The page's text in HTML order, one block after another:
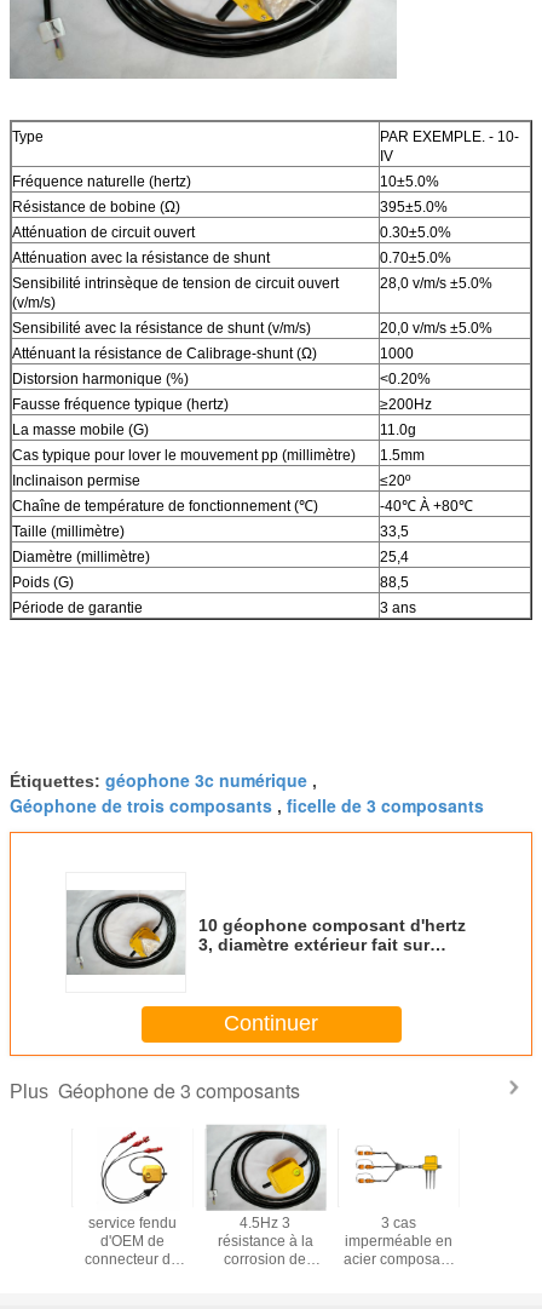
Type
PAR EXEMPLE. - 10-
IV
Fréquence naturelle (hertz)
10±5.0%
Résistance de bobine (Ω)
395±5.0%
Atténuation de circuit ouvert
0.30±5.0%
Atténuation avec la résistance de shunt
0.70±5.0%
Sensibilité intrinsèque de tension de circuit ouvert
(v/m/s)
28,0 v/m/s ±5.0%
Sensibilité avec la résistance de shunt (v/m/s)
20,0 v/m/s ±5.0%
Atténuant la résistance de Calibrage-shunt (Ω)
1000
Distorsion harmonique (%)
<0.20%
Fausse fréquence typique (hertz)
≥200Hz
La masse mobile (G)
11.0g
Cas typique pour lover le mouvement pp (millimètre)
1.5mm
Inclinaison permise
≤20º
Chaîne de température de fonctionnement (℃)
-40℃ À +80℃
Taille (millimètre)
33,5
Diamètre (millimètre)
25,4
Poids (G)
88,5
Période de garantie
3 ans
Étiquettes: géophone 3c numérique ,
Géophone de trois composants , ficelle de 3 composants
10 géophone composant d'hertz
3, diamètre extérieur fait sur
Continuer
Plus Géophone de 3 composants
service fendu
d'OEM de
connecteur de
4.5Hz 3
résistance à la
corrosion de
3 cas
imperméable en
acier composant